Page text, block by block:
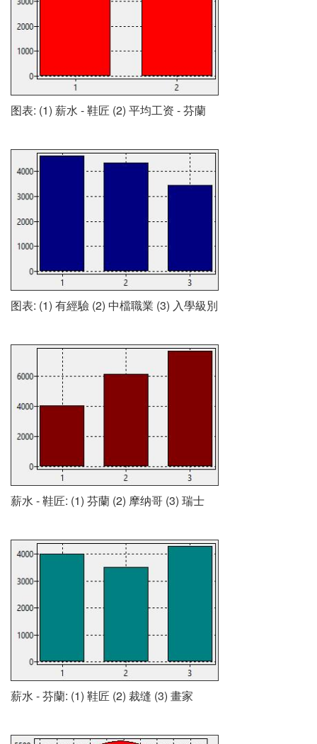
图表: (1) 薪水 - 鞋匠 (2) 平均工资 - 芬蘭
图表: (1) 有經驗 (2) 中檔職業 (3) 入學級別
薪水 - 鞋匠: (1) 芬蘭 (2) 摩纳哥 (3) 瑞士
薪水 - 芬蘭: (1) 鞋匠 (2) 裁缝 (3) 畫家